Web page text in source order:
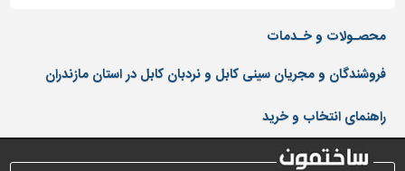
نرده
و
حفاظ
کفپوش
و
سنگ
محصـولات و خـدمات
فروشندگان و مجریان سینی کابل و نردبان کابل در استان مازندران
راهنمای انتخاب و خرید